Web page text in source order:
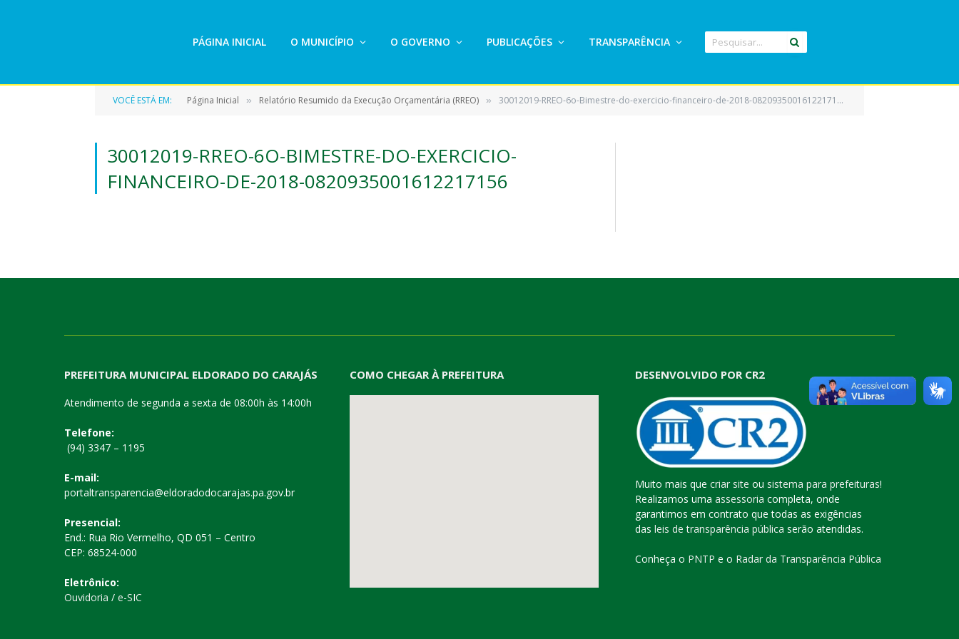
PÁGINA INICIAL O MUNICÍPIO O GOVERNO PUBLICAÇÕES TRANSPARÊNCIA
VOCÊ ESTÁ EM: Página Inicial » Relatório Resumido da Execução Orçamentária (RREO) » 30012019-RREO-6o-Bimestre-do-exercicio-financeiro-de-2018-0820935001612217156
30012019-RREO-6O-BIMESTRE-DO-EXERCICIO-
FINANCEIRO-DE-2018-0820935001612217156
PREFEITURA MUNICIPAL ELDORADO DO CARAJÁS
Atendimento de segunda a sexta de 08:00h às 14:00h
Telefone:
(94) 3347 – 1195
E-mail:
portaltransparencia@eldoradodocarajas.pa.gov.br
Presencial:
End.: Rua Rio Vermelho, QD 051 – Centro
CEP: 68524-000
Eletrônico:
Ouvidoria / e-SIC
COMO CHEGAR À PREFEITURA DESENVOLVIDO POR CR2
Muito mais que criar site ou sistema para prefeituras!
Realizamos uma assessoria completa, onde
garantimos em contrato que todas as exigências
das leis de transparência pública serão atendidas.
Conheça o PNTP e o Radar da Transparência Pública